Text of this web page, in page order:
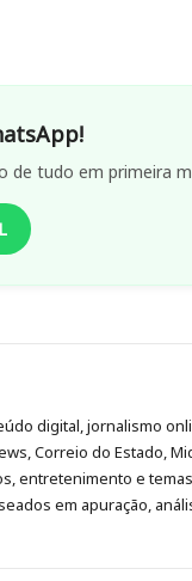
de tudo em primeira
digital, jornalismo
Correio do Estado,
entretenimento e
em apuração,